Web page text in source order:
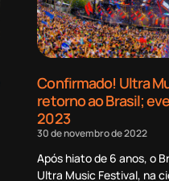
Confirmado! Ultra
retorno ao Brasil;
2023
30 de novembro de 2022
Após hiato de 6 anos, o
Ultra Music Festival, na